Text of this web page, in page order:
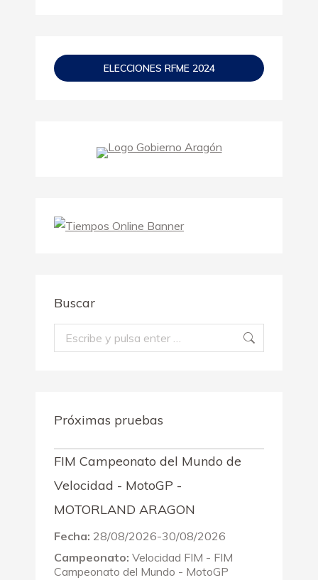
ELECCIONES RFME 2024
Buscar
Buscar:
Próximas pruebas
FIM Campeonato del Mundo de
Velocidad - MotoGP -
MOTORLAND ARAGON
Fecha: 28/08/2026-30/08/2026
Campeonato: Velocidad FIM - FIM
Campeonato del Mundo - MotoGP